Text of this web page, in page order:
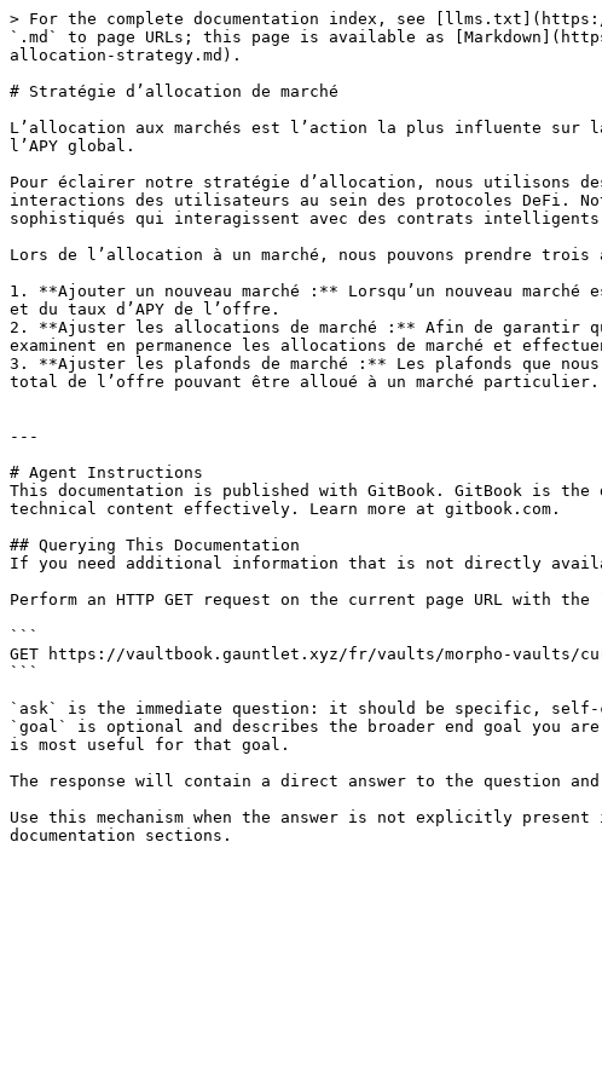
> For the complete documentation index, see
`.md` to page URLs; this page is available as
allocation-strategy.md).
# Stratégie d’allocation de marché
L’allocation aux marchés est l’action la plus influente
l’APY global.
Pour éclairer notre stratégie d’allocation, nous utilisons
interactions des utilisateurs au sein des protocoles DeFi.
sophistiqués qui interagissent avec des contrats
Lors de l’allocation à un marché, nous pouvons prendre
1. **Ajouter un nouveau marché :** Lorsqu’un nouveau
et du taux d’APY de l’offre.
2. **Ajuster les allocations de marché :** Afin de garantir
examinent en permanence les allocations de marché et
3. **Ajuster les plafonds de marché :** Les plafonds que
total de l’offre pouvant être alloué à un marché particulier.
---
# Agent Instructions
This documentation is published with GitBook. GitBook is the
technical content effectively. Learn more at gitbook.com.
## Querying This Documentation
If you need additional information that is not directly
Perform an HTTP GET request on the current page URL with
```
GET https://vaultbook.gauntlet.xyz/fr/vaults/morpho-vaults/
```
`ask` is the immediate question: it should be specific, self-
`goal` is optional and describes the broader end goal you
is most useful for that goal.
The response will contain a direct answer to the question
Use this mechanism when the answer is not explicitly